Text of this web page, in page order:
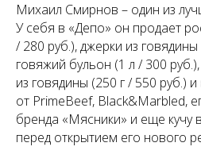
Михаил Смирнов – один из
У себя в «Депо» он продает
/ 280 руб.), джерки из
говяжий бульон (1 л / 300
из говядины (250 г / 550 руб.)
от PrimeBeef, Black&Marbled,
бренда «Мясники» и еще кучу
перед открытием его нового